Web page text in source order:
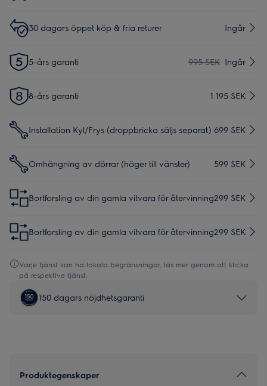
30 dagars öppet köp & fria returer Ingår
5-års garanti 995 SEK Ingår
8-års garanti 1 195 SEK
Installation Kyl/Frys (droppbricka säljs separat) 699 SEK
Omhängning av dörrar (höger till vänster) 599 SEK
Bortforsling av din gamla vitvara för återvinning299 SEK
Bortforsling av din gamla vitvara för återvinning299 SEK
Varje tjänst kan ha lokala begränsningar, läs mer genom att klicka
på respektive tjänst.
150 dagars nöjdhetsgaranti
Produktegenskaper